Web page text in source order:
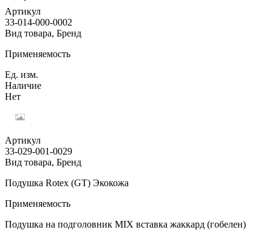
Артикул
33-014-000-0002
Вид товара, Бренд
Применяемость
Ед. изм.
Наличие
Нет
Артикул
33-029-001-0029
Вид товара, Бренд
Подушка Rotex (GT) Экокожа
Применяемость
Подушка на подголовник MIX вставка жаккард (гобелен)